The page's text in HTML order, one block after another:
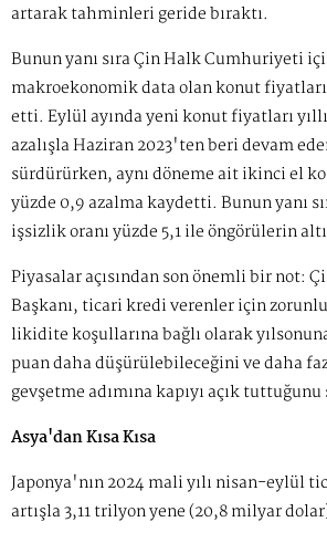
artarak tahminleri geride bıraktı.
Bunun yanı sıra Çin Halk Cumhuriyeti
makroekonomik data olan konut
etti. Eylül ayında yeni konut fiyatları
azalışla Haziran 2023'ten beri devam
sürdürürken, aynı döneme ait ikinci el
yüzde 0,9 azalma kaydetti. Bunun yanı
işsizlik oranı yüzde 5,1 ile öngörülerin
Piyasalar açısından son önemli bir not:
Başkanı, ticari kredi verenler için zorunlu
likidite koşullarına bağlı olarak
puan daha düşürülebileceğini ve daha
gevşetme adımına kapıyı açık
Asya'dan Kısa Kısa
Japonya'nın 2024 mali yılı nisan-eylül
artışla 3,11 trilyon yene (20,8 milyar